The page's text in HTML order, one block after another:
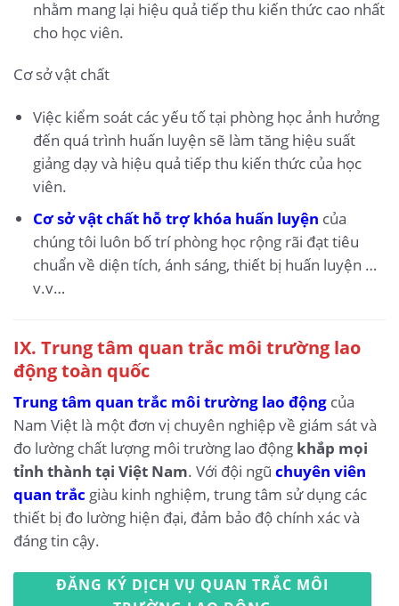
nhằm mang lại hiệu quả tiếp thu kiến thức cao nhất
cho học viên.
Cơ sở vật chất
Việc kiểm soát các yếu tố tại phòng học ảnh hưởng
đến quá trình huấn luyện sẽ làm tăng hiệu suất
giảng dạy và hiệu quả tiếp thu kiến thức của học
viên.
Cơ sở vật chất hỗ trợ khóa huấn luyện của
chúng tôi luôn bố trí phòng học rộng rãi đạt tiêu
chuẩn về diện tích, ánh sáng, thiết bị huấn luyện …
v.v…
IX. Trung tâm quan trắc môi trường lao
động toàn quốc
Trung tâm quan trắc môi trường lao động của
Nam Việt là một đơn vị chuyên nghiệp về giám sát và
đo lường chất lượng môi trường lao động khắp mọi
tỉnh thành tại Việt Nam. Với đội ngũ chuyên viên
quan trắc giàu kinh nghiệm, trung tâm sử dụng các
thiết bị đo lường hiện đại, đảm bảo độ chính xác và
đáng tin cậy.
ĐĂNG KÝ DỊCH VỤ QUAN TRẮC MÔI